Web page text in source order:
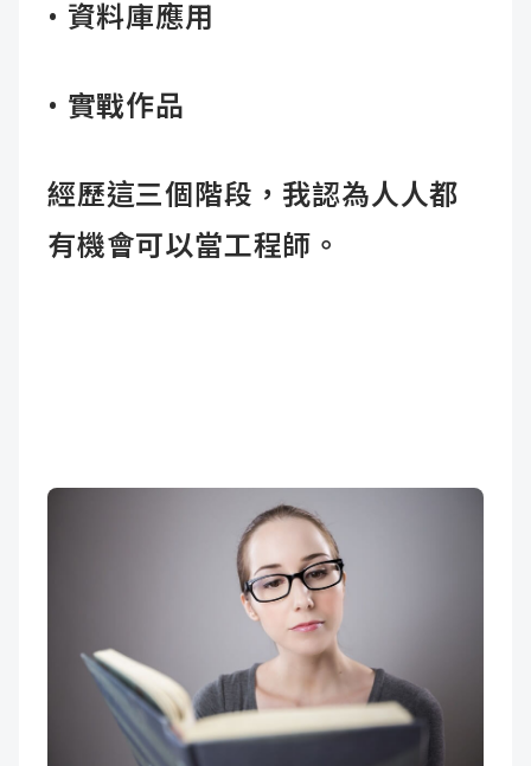
• 資料庫應用
• 實戰作品
經歷這三個階段，我認為人人都
有機會可以當工程師。